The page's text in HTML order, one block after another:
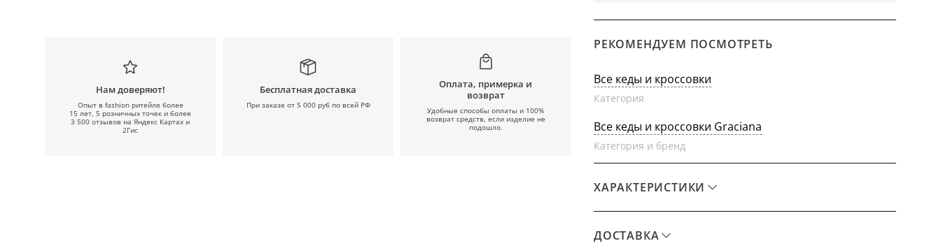
Нам доверяют!
Опыт в fashion ритейле более
15 лет, 5 розничных точек и более
3 500 отзывов на Яндекс Картах и
2Гис
Бесплатная доставка
При заказе от 5 000 руб по всей РФ
Оплата, примерка и
возврат
Удобные способы оплаты и 100%
возврат средств, если изделие не
подошло.
РЕКОМЕНДУЕМ ПОСМОТРЕТЬ
Все кеды и кроссовки
Категория
Все кеды и кроссовки Graciana
Категория и бренд
ХАРАКТЕРИСТИКИ
ДОСТАВКА